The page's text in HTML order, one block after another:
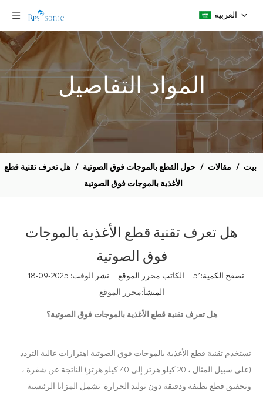
العربية
المواد التفاصيل
بيت / مقالات / حول القطع بالموجات فوق الصوتية / هل تعرف تقنية قطع
الأغذية بالموجات فوق الصوتية
هل تعرف تقنية قطع الأغذية بالموجات
فوق الصوتية
تصفح الكمية:51
المنشأ:محرر الموقع
هل تعرف تقنية قطع الأغذية بالموجات فوق الصوتية؟
تستخدم تقنية قطع الأغذية بالموجات فوق الصوتية اهتزازات عالية التردد
(على سبيل المثال ، 20 كيلو هرتز إلى 40 كيلو هرتز) الناتجة عن شفرة ،
وتحقيق قطع نظيفة ودقيقة دون توليد الحرارة. تشمل المزايا الرئيسية